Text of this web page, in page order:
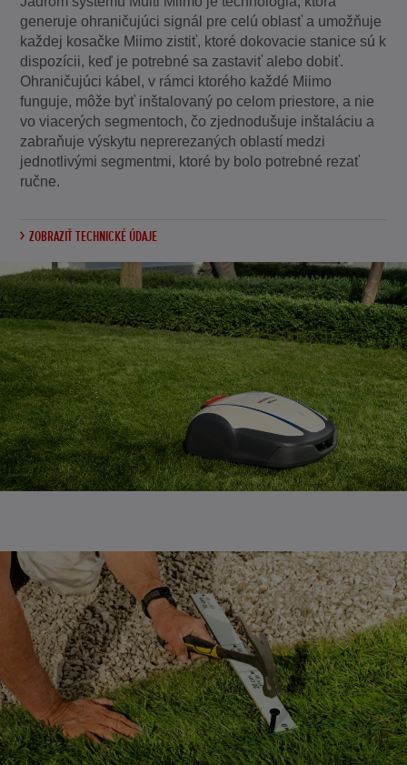
generuje ohraničujúci signál pre celú oblasť a umožňuje
každej kosačke Miimo zistiť, ktoré dokovacie stanice sú k
dispozícii, keď je potrebné sa zastaviť alebo dobiť.
Ohraničujúci kábel, v rámci ktorého každé Miimo
funguje, môže byť inštalovaný po celom priestore, a nie
vo viacerých segmentoch, čo zjednodušuje inštaláciu a
zabraňuje výskytu neprerezaných oblastí medzi
jednotlivými segmentmi, ktoré by bolo potrebné rezať
ručne.
ZOBRAZIŤ TECHNICKÉ ÚDAJE